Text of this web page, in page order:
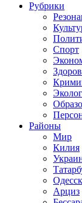
Рубрики
Спорт
Районы
Мир
Килия
Арциз